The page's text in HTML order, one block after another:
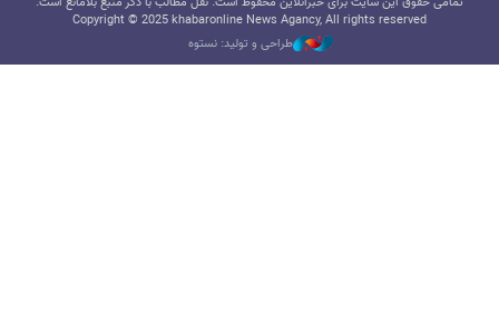
Copyright © 2025 khabaronline News Agancy, All rights reserved
طراحی و تولید: نستوه